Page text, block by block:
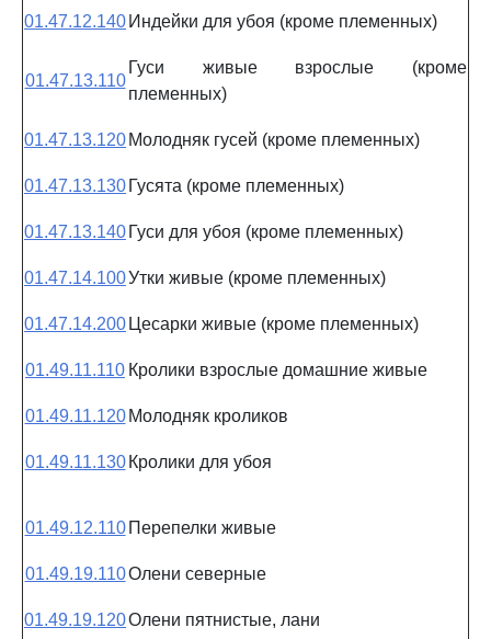
01.47.12.140 Индейки для убоя (кроме племенных)
01.47.13.110
Гуси живые взрослые (кроме
племенных)
01.47.13.120 Молодняк гусей (кроме племенных)
01.47.13.130 Гусята (кроме племенных)
01.47.13.140 Гуси для убоя (кроме племенных)
01.47.14.100Утки живые (кроме племенных)
01.47.14.200 Цесарки живые (кроме племенных)
01.49.11.110 Кролики взрослые домашние живые
01.49.11.120 Молодняк кроликов
01.49.11.130 Кролики для убоя
01.49.12.110 Перепелки живые
01.49.19.110Олени северные
01.49.19.120Олени пятнистые, лани